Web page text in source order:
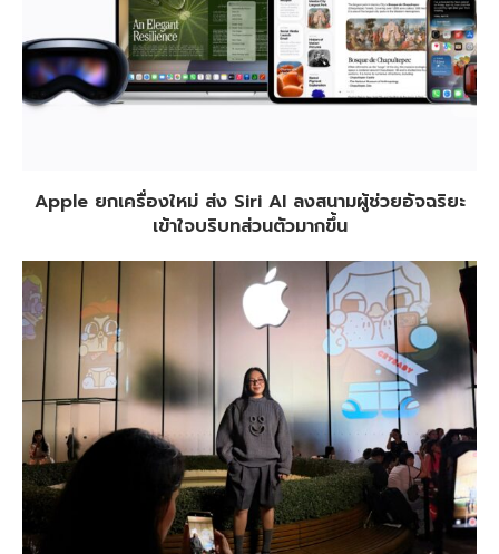
Apple ยกเครื่องใหม่ ส่ง Siri AI ลงสนามผู้ช่วยอัจฉริยะ
เข้าใจบริบทส่วนตัวมากขึ้น